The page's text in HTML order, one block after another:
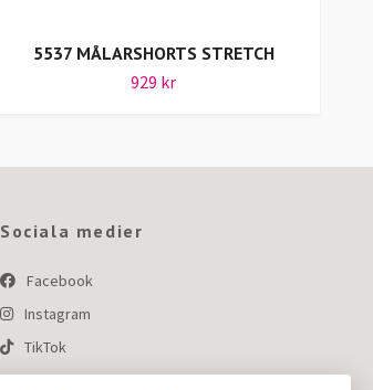
5537 MÅLARSHORTS STRETCH
929 kr
Sociala medier
Facebook
Instagram
TikTok